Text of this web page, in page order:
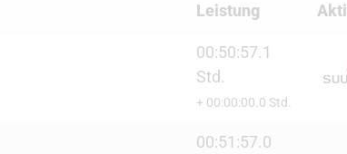
Leistung
00:50:57.1
Std.
+ 00:00:00.0 Std.
00:51:57.0